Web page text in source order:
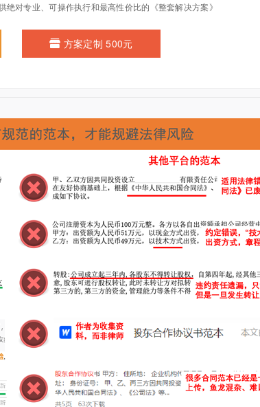
对专业、可操作执行和最高性价比的《整套解决方案》
方案定制 500元